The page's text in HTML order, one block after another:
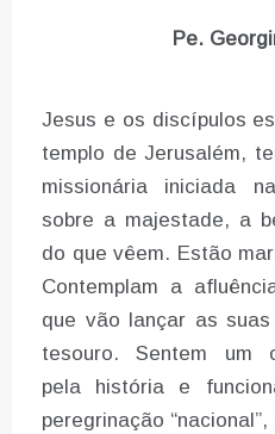
Pe.
Jesus e os discípulos
templo de Jerusalém,
missionária iniciada
sobre a majestade, a
do que vêem. Estão
Contemplam a
que vão lançar as
tesouro. Sentem um
pela história e
peregrinação